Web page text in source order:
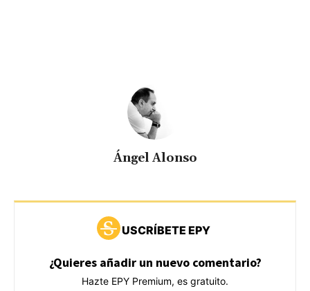
Ángel Alonso
USCRÍBETE EPY
¿Quieres añadir un nuevo comentario?
Hazte EPY Premium, es gratuito.